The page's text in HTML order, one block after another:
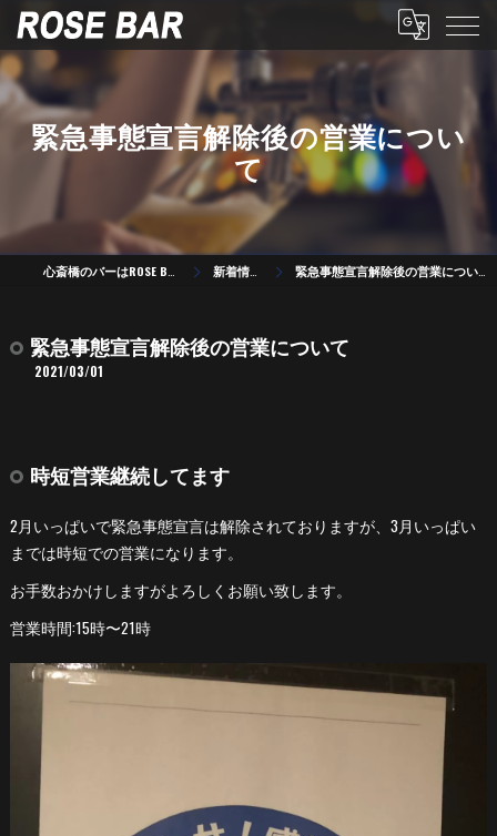
緊急事態宣言解除後の営業につい
て
新着情報 緊急事態宣言解除後の営業について
緊急事態宣言解除後の営業について
2021/03/01
時短営業継続してます
2月いっぱいで緊急事態宣言は解除されておりますが、3月いっぱい
までは時短での営業になります。
お手数おかけしますがよろしくお願い致します。
営業時間:15時〜21時